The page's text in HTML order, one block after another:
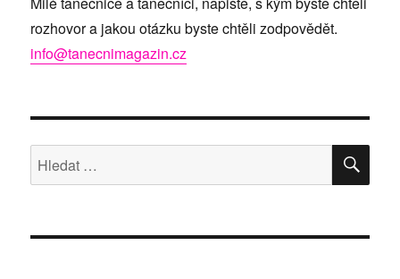
rozhovor a jakou otázku byste chtěli zodpovědět.
info@tanecnimagazin.cz
Hledat: